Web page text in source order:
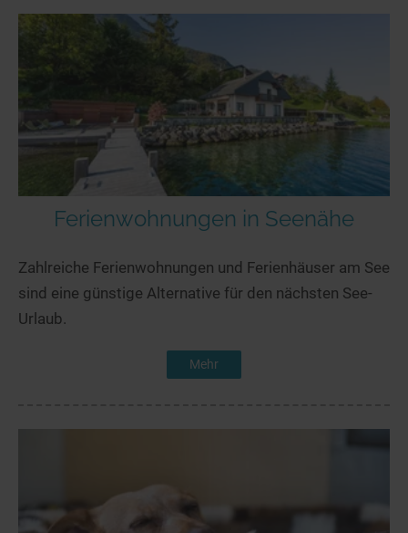
Ferienwohnungen in Seenähe
Zahlreiche Ferienwohnungen und Ferienhäuser am See
sind eine günstige Alternative für den nächsten See-
Urlaub.
Mehr